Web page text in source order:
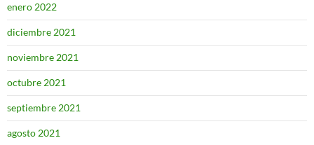
enero 2022
diciembre 2021
noviembre 2021
octubre 2021
septiembre 2021
agosto 2021